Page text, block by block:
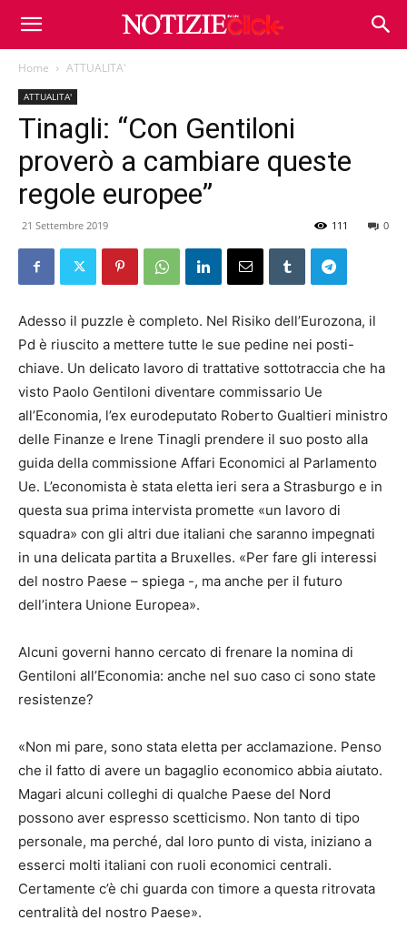
Home ATTUALITA'
ATTUALITA'
Tinagli: “Con Gentiloni
proverò a cambiare queste
regole europee”
21 Settembre 2019 0
111
Adesso il puzzle è completo. Nel Risiko dell’Eurozona, il
Pd è riuscito a mettere tutte le sue pedine nei posti-
chiave. Un delicato lavoro di trattative sottotraccia che ha
visto Paolo Gentiloni diventare commissario Ue
all’Economia, l’ex eurodeputato Roberto Gualtieri ministro
delle Finanze e Irene Tinagli prendere il suo posto alla
guida della commissione Affari Economici al Parlamento
Ue. L’economista è stata eletta ieri sera a Strasburgo e in
questa sua prima intervista promette «un lavoro di
squadra» con gli altri due italiani che saranno impegnati
in una delicata partita a Bruxelles. «Per fare gli interessi
del nostro Paese – spiega -, ma anche per il futuro
dell’intera Unione Europea».
Alcuni governi hanno cercato di frenare la nomina di
Gentiloni all’Economia: anche nel suo caso ci sono state
resistenze?
«Non mi pare, sono stata eletta per acclamazione. Penso
che il fatto di avere un bagaglio economico abbia aiutato.
Magari alcuni colleghi di qualche Paese del Nord
possono aver espresso scetticismo. Non tanto di tipo
personale, ma perché, dal loro punto di vista, iniziano a
esserci molti italiani con ruoli economici centrali.
Certamente c’è chi guarda con timore a questa ritrovata
centralità del nostro Paese».